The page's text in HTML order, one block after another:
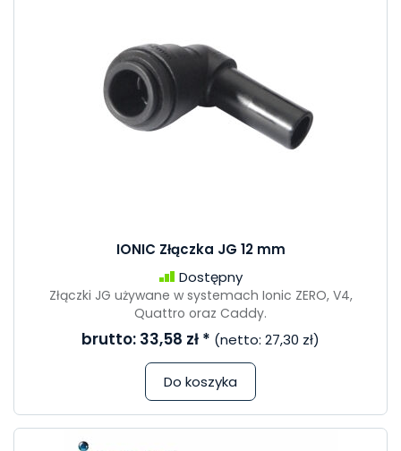
IONIC Złączka JG 12 mm
Dostępny
Złączki JG używane w systemach Ionic ZERO, V4,
Quattro oraz Caddy.
brutto: 33,58 zł * (netto: 27,30 zł)
Do koszyka